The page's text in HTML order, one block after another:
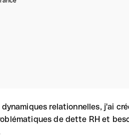
dynamiques relationnelles, j'ai
de dette RH et